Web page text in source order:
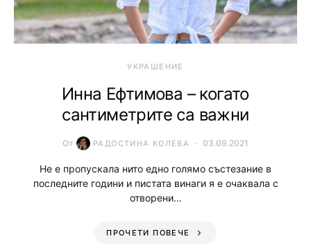
УКРАШЕНИЕ
Инна Ефтимова – когато
сантиметрите са важни
От РАДОСТИНА КОЛЕВА 03.09.2021
Не е пропускала нито едно голямо състезание в
последните години и пистата винаги я е очаквала с
отворени…
ПРОЧЕТИ ПОВЕЧЕ